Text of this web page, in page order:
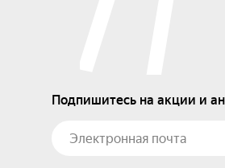
Подпишитесь на акции и